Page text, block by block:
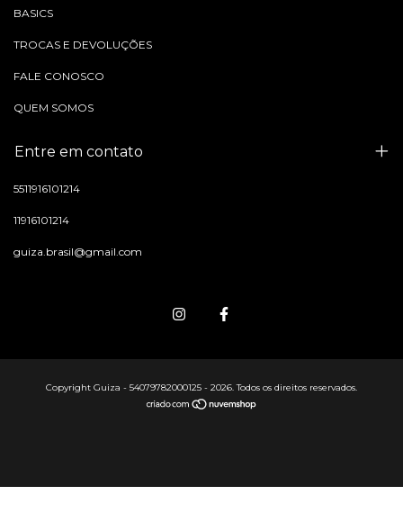
BASICS
TROCAS E DEVOLUÇÕES
FALE CONOSCO
QUEM SOMOS
Entre em contato
5511916101214
11916101214
guiza.brasil@gmail.com
Copyright Guiza - 54079782000125 - 2026. Todos os direitos reservados.